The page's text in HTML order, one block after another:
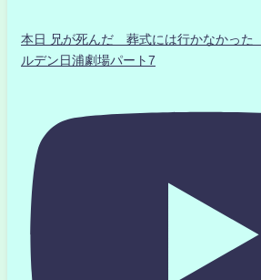
本日 兄が死んだ 葬式には行かなかっ
ルデン日浦劇場パート7